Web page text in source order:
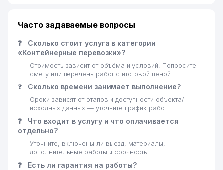
Часто задаваемые вопросы
❓
Сколько стоит услуга в категории
«Контейнерные перевозки»?
Стоимость зависит от объёма и условий. Попросите
смету или перечень работ с итоговой ценой.
❓ Сколько времени занимает выполнение?
Сроки зависят от этапов и доступности объекта/
исходных данных — уточните график работ.
❓
Что входит в услугу и что оплачивается
отдельно?
Уточните, включены ли выезд, материалы,
дополнительные работы и срочность.
❓ Есть ли гарантия на работы?